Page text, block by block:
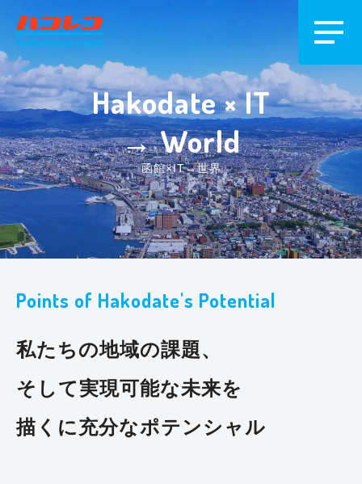
Hakodate × IT
→ World
函館×IT→世界
Points of Hakodate's Potential
私たちの地域の課題、
そして実現可能な未来を
描くに充分なポテンシャル